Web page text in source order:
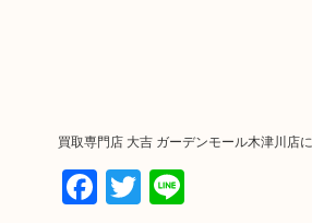
買取専門店 大吉 ガーデンモール木津川店
Facebook
Twitter
Line